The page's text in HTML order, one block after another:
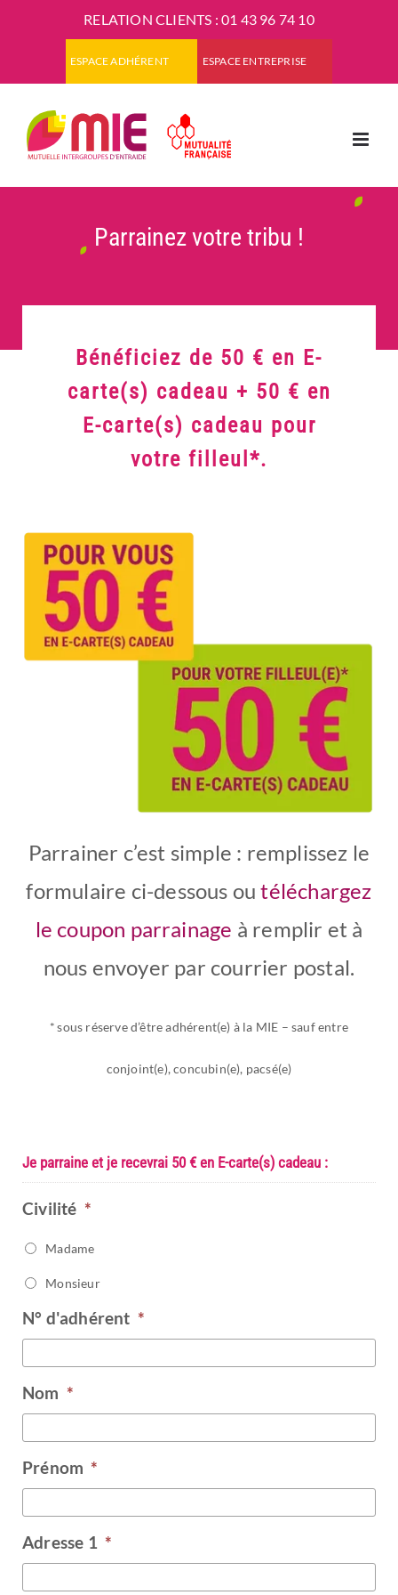
RELATION CLIENTS : 01 43 96 74 10
ESPACE ADHÉRENT ESPACE ENTREPRISE
Parrainez votre tribu !
Bénéficiez de 50 € en E-
carte(s) cadeau + 50 € en
E-carte(s) cadeau pour
votre filleul*.
Parrainer c’est simple : remplissez le
formulaire ci-dessous outéléchargez
le coupon parrainage à remplir et à
nous envoyer par courrier postal.
* sous réserve d’être adhérent(e) à la MIE – sauf entre
conjoint(e), concubin(e), pacsé(e)
Je parraine et je recevrai 50 € en E-carte(s) cadeau :
Civilité *
Madame
Monsieur
N° d'adhérent *
Nom *
Prénom *
Adresse 1 *